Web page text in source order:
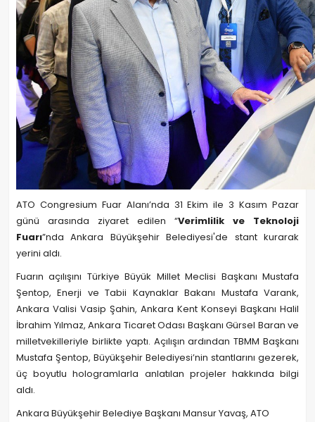
ATO Congresium Fuar Alanı’nda 31 Ekim ile 3 Kasım Pazar
günü arasında ziyaret edilen “Verimlilik ve Teknoloji
Fuarı”nda Ankara Büyükşehir Belediyesi'de stant kurarak
yerini aldı.
Fuarın açılışını Türkiye Büyük Millet Meclisi Başkanı Mustafa
Şentop, Enerji ve Tabii Kaynaklar Bakanı Mustafa Varank,
Ankara Valisi Vasip Şahin, Ankara Kent Konseyi Başkanı Halil
İbrahim Yılmaz, Ankara Ticaret Odası Başkanı Gürsel Baran ve
milletvekilleriyle birlikte yaptı. Açılışın ardından TBMM Başkanı
Mustafa Şentop, Büyükşehir Belediyesi’nin stantlarını gezerek,
üç boyutlu hologramlarla anlatılan projeler hakkında bilgi
aldı.
Ankara Büyükşehir Belediye Başkanı Mansur Yavaş, ATO